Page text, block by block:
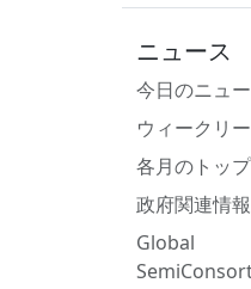
ニュース
今日のニュ
ウィークリ
各月のトッ
政府関連情報
Global